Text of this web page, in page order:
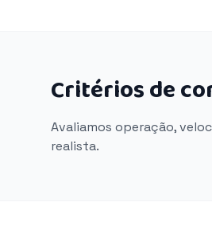
Critérios de
Avaliamos operação,
realista.